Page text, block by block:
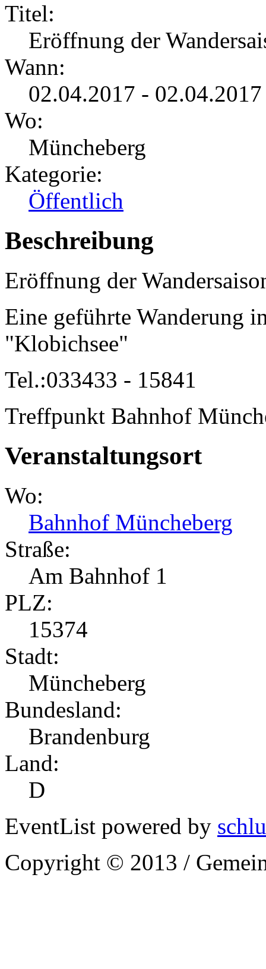
Titel:
Eröffnung der
Wann:
02.04.2017 -
Wo:
Müncheberg
Kategorie:
Öffentlich
Beschreibung
Eröffnung der
Eine geführte Wanderung
"Klobichsee"
Tel.:033433 - 15841
Treffpunkt Bahnhof
Veranstaltungsort
Wo:
Bahnhof Müncheberg
Straße:
Am Bahnhof 1
PLZ:
15374
Stadt:
Müncheberg
Bundesland:
Brandenburg
Land:
D
EventList powered by
Copyright © 2013 /